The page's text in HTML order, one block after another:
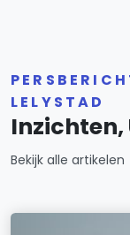
LELYSTAD
Inzichten,
Bekijk alle artikelen